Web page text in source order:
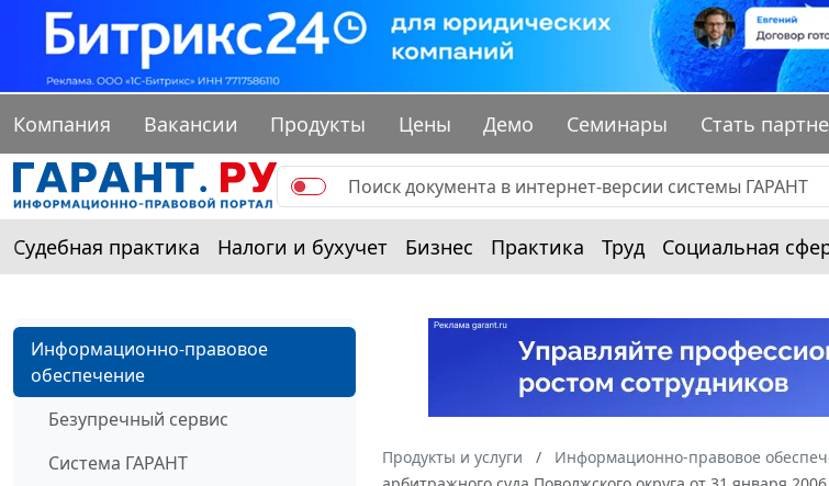
Компания Вакансии Продукты Цены Демо Семинары Стать
Судебная практика Налоги и бухучет Бизнес Практика Труд Социальная
Информационно-правовое
обеспечение
Безупречный сервис
Система ГАРАНТ
Продукты и услуги Информационно-правовое